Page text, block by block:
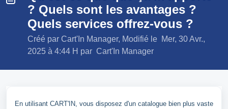
? Quels sont les avantages ?
Quels services offrez-vous ?
Créé par Cart'In Manager, Modifié le Mer, 30 Avr.,
2025 à 4:44 H par Cart'In Manager
En utilisant CART'IN, vous disposez d'un catalogue bien plus vaste